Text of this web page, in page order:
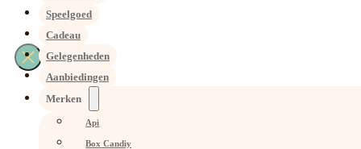
Speelgoed
Cadeau
Gelegenheden
Aanbiedingen
Merken
Api
Box Candiy